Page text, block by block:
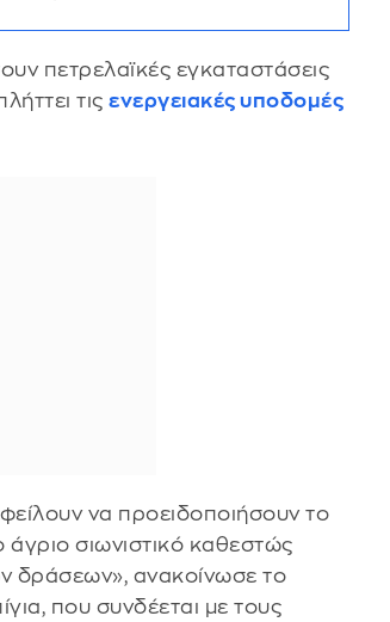
πετρελαϊκές εγκαταστάσεις
τιςενεργειακές υποδομές
να προειδοποιήσουν το
άγριο σιωνιστικό καθεστώς
δράσεων», ανακοίνωσε το
που συνδέεται με τους